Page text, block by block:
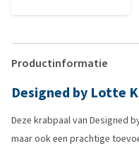
Productinformatie
Designed by Lotte
Deze krabpaal van Designed
maar ook een prachtige